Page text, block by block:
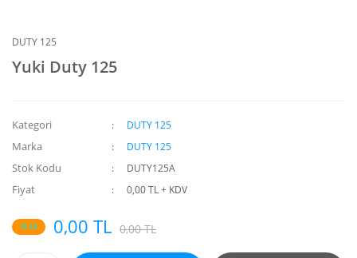
DUTY 125
Yuki Duty 125
Kategori DUTY 125
Marka DUTY 125
Stok Kodu DUTY125A
Fiyat 0,00 TL + KDV
%10 0,00 TL 0,00 TL